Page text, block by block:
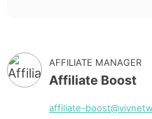
AFFILIATE MANAGER
Affiliate Boost
affiliate-